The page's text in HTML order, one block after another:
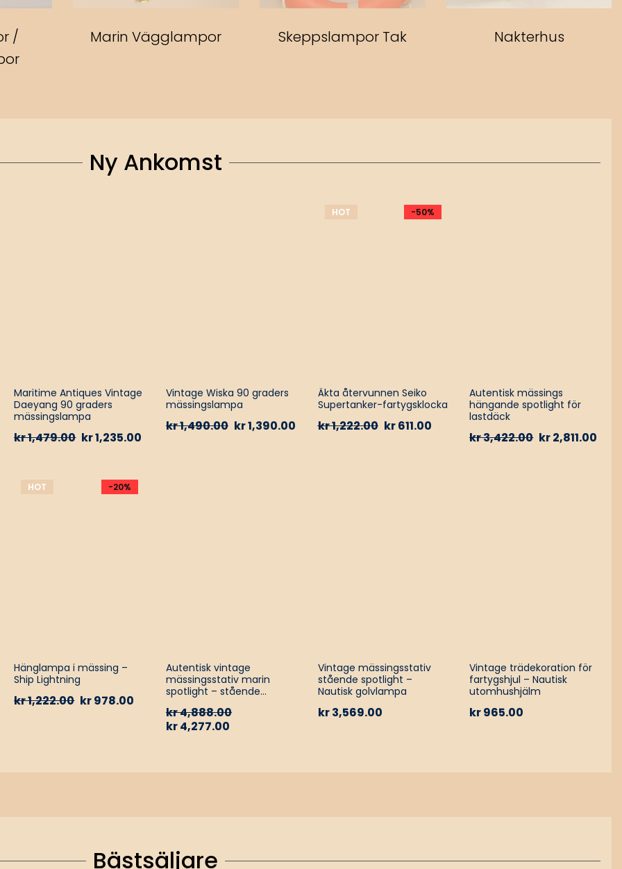
/
Marin Vägglampor Skeppslampor Tak Nakterhus
Ny Ankomst
Maritime Antiques Vintage
Daeyang 90 graders
mässingslampa
kr1,479.00 kr1,235.00
Vintage Wiska 90 graders
mässingslampa
kr1,490.00 kr1,390.00
HOT -50%
Äkta återvunnen Seiko
Supertanker-fartygsklocka
kr1,222.00 kr611.00
Autentisk mässings
hängande spotlight för
lastdäck
kr3,422.00 kr2,811.00
HOT -20%
Hänglampa i mässing –
Ship Lightning
kr1,222.00 kr978.00
-13%
Autentisk vintage
mässingsstativ marin
spotlight – stående
kr4,888.00
kr4,277.00
Vintage mässingsstativ
stående spotlight –
Nautisk golvlampa
kr3,569.00
Vintage trädekoration för
fartygshjul – Nautisk
utomhushjälm
kr965.00
Bästsäljare